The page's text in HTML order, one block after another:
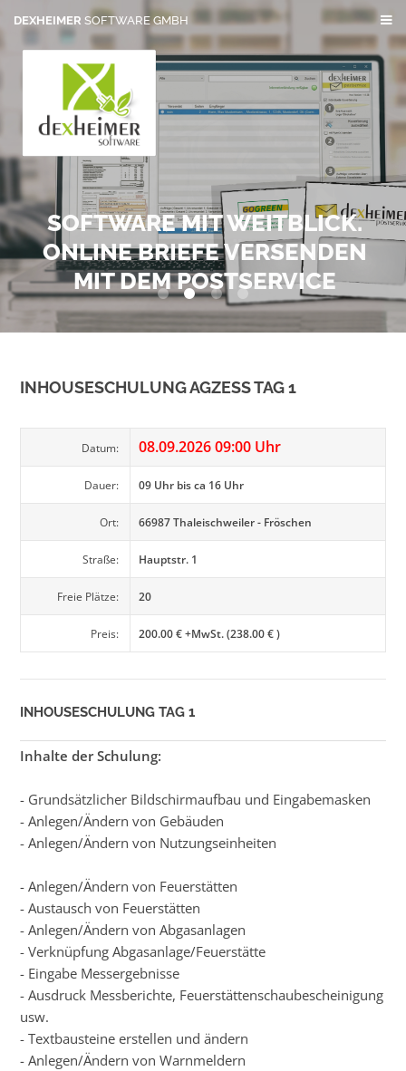
DEXHEIMER SOFTWARE GMBH
SOFTWARE MIT WEITBLICK.
ONLINE BRIEFE VERSENDEN
MIT DEM POSTSERVICE
0 1 2 3
INHOUSESCHULUNG AGZESS TAG 1
Datum: 08.09.2026 09:00 Uhr
Dauer: 09 Uhr bis ca 16 Uhr
Ort: 66987 Thaleischweiler - Fröschen
Straße: Hauptstr. 1
Freie Plätze: 20
Preis: 200.00 € +MwSt. (238.00 € )
INHOUSESCHULUNG TAG 1
Inhalte der Schulung:
- Grundsätzlicher Bildschirmaufbau und Eingabemasken
- Anlegen/Ändern von Gebäuden
- Anlegen/Ändern von Nutzungseinheiten
- Anlegen/Ändern von Feuerstätten
- Austausch von Feuerstätten
- Anlegen/Ändern von Abgasanlagen
- Verknüpfung Abgasanlage/Feuerstätte
- Eingabe Messergebnisse
- Ausdruck Messberichte, Feuerstättenschaubescheinigung
usw.
- Textbausteine erstellen und ändern
- Anlegen/Ändern von Warnmeldern